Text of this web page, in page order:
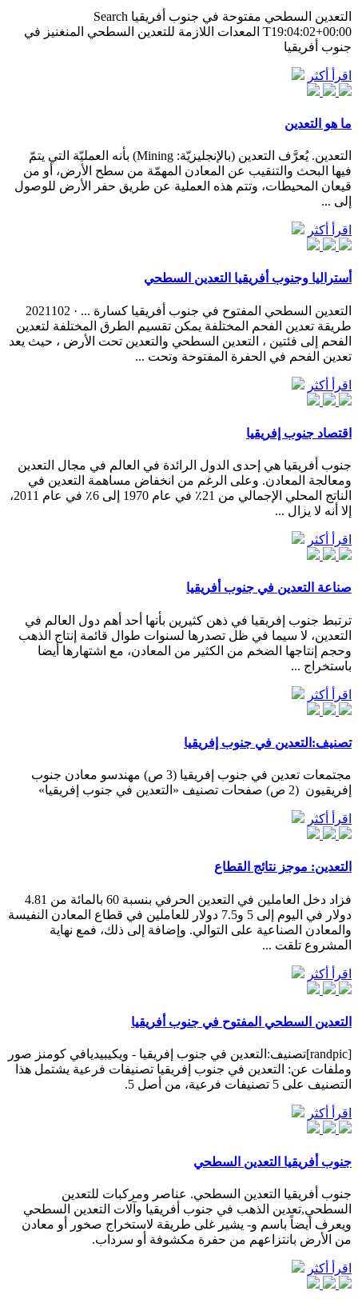
التعدين السطحي مفتوحة في جنوب أفريقيا Search
T19:04:02+00:00 المعدات اللازمة للتعدين السطحي المنغنيز في
جنوب أفريقيا
اقرأ أكثر
ما هو التعدين
التعدين. يُعرَّف التعدين (بالإنجليزيّة: Mining) بأنه العمليّة التي يتمّ
فيها البحث والتنقيب عن المعادن المهمّة من سطح الأرض، أو من
قيعان المحيطات، وتتم هذه العملية عن طريق حفر الأرض للوصول
إلى ...
اقرأ أكثر
أستراليا وجنوب أفريقيا التعدين السطحي
التعدين السطحي المفتوح في جنوب أفريقيا كسارة ... · 2021102
طريقة تعدين الفحم المختلفة يمكن تقسيم الطرق المختلفة لتعدين
الفحم إلى فئتين ، التعدين السطحي والتعدين تحت الأرض ، حيث يعد
تعدين الفحم في الحفرة المفتوحة وتحت ...
اقرأ أكثر
اقتصاد جنوب إفريقيا
جنوب أفريقيا هي إحدى الدول الرائدة في العالم في مجال التعدين
ومعالجة المعادن. وعلى الرغم من انخفاض مساهمة التعدين في
الناتج المحلي الإجمالي من 21٪ في عام 1970 إلى 6٪ في عام 2011،
إلا أنه لا يزال ...
اقرأ أكثر
صناعة التعدين في جنوب أفريقيا
ترتبط جنوب إفريقيا في ذهن كثيرين بأنها أحد أهم دول العالم في
التعدين، لا سيما في ظل تصدرها لسنوات طوال قائمة إنتاج الذهب
وحجم إنتاجها الضخم من الكثير من المعادن، مع اشتهارها أيضا
باستخراج ...
اقرأ أكثر
تصنيف:التعدين في جنوب إفريقيا
مجتمعات تعدين في جنوب إفريقيا‏ (3 ص) مهندسو معادن جنوب
إفريقيون ‏ (2 ص) صفحات تصنيف «التعدين في جنوب إفريقيا»
اقرأ أكثر
التعدين: موجز نتائج القطاع
فزاد دخل العاملين في التعدين الحرفي بنسبة 60 بالمائة من 4.81
دولار في اليوم إلى 5 و7.5 دولار للعاملين في قطاع المعادن النفيسة
والمعادن الصناعية على التوالي. وإضافة إلى ذلك، فمع نهاية
المشروع تلقت ...
اقرأ أكثر
التعدين السطحي المفتوح في جنوب أفريقيا
[randpic]تصنيف:التعدين في جنوب إفريقيا - ويكيبيديافي كومنز صور
وملفات عن: التعدين في جنوب إفريقيا تصنيفات فرعية يشتمل هذا
التصنيف على 5 تصنيفات فرعية، من أصل 5.
اقرأ أكثر
جنوب أفريقيا التعدين السطحي
جنوب أفريقيا التعدين السطحي. عناصر ومركبات للتعدين
السطحي,تعدين الذهب في جنوب أفريقيا وآلات التعدين السطحي
ويعرف أيضاً باسم و- يشير غلى طريقة لاستخراج صخور أو معادن
من الأرض بانتزاعهم من حفرة مكشوفة أو سرداب.
اقرأ أكثر